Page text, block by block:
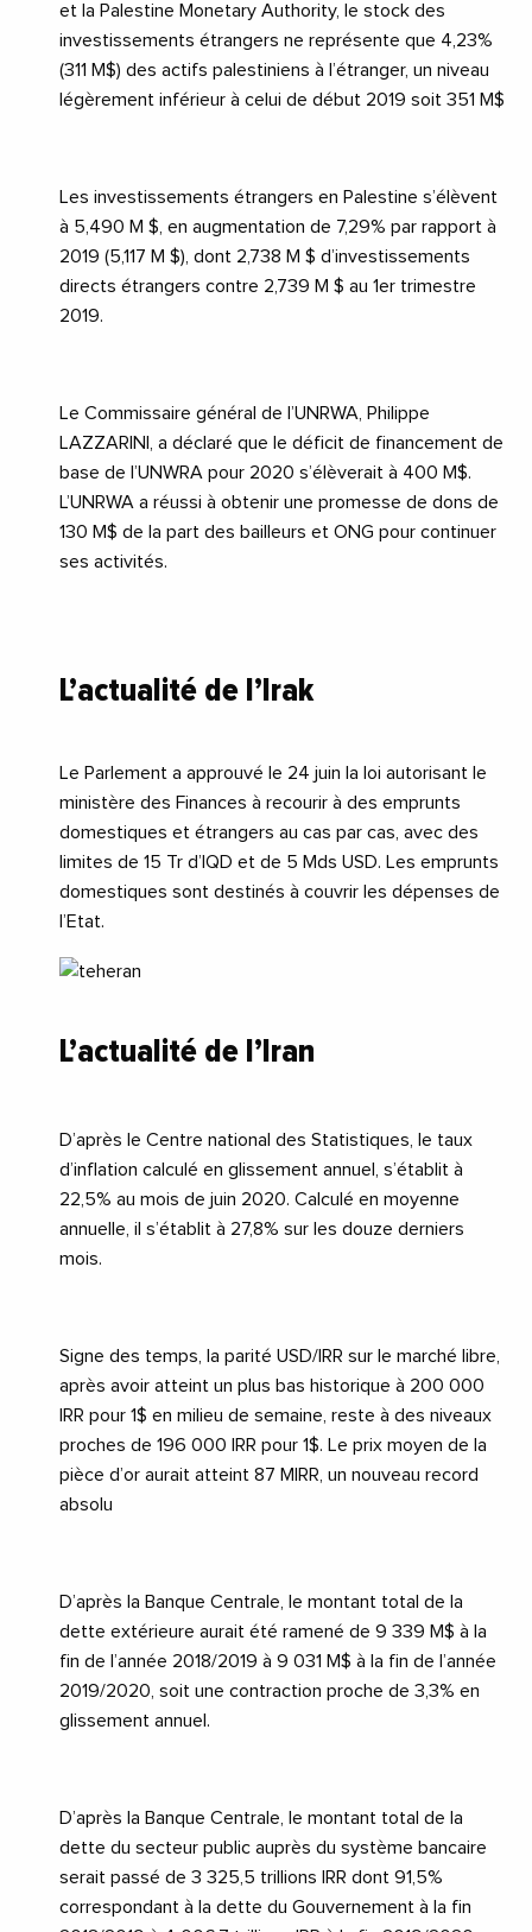
et la Palestine Monetary Authority, le stock des
investissements étrangers ne représente que 4,23%
(311 M$) des actifs palestiniens à l’étranger, un niveau
légèrement inférieur à celui de début 2019 soit 351 M$
Les investissements étrangers en Palestine s’élèvent
à 5,490 M $, en augmentation de 7,29% par rapport à
2019 (5,117 M $), dont 2,738 M $ d’investissements
directs étrangers contre 2,739 M $ au 1er trimestre
2019.
Le Commissaire général de l’UNRWA, Philippe
LAZZARINI, a déclaré que le déficit de financement de
base de l’UNWRA pour 2020 s’élèverait à 400 M$.
L’UNRWA a réussi à obtenir une promesse de dons de
130 M$ de la part des bailleurs et ONG pour continuer
ses activités.
L’actualité de l’Irak
Le Parlement a approuvé le 24 juin la loi autorisant le
ministère des Finances à recourir à des emprunts
domestiques et étrangers au cas par cas, avec des
limites de 15 Tr d’IQD et de 5 Mds USD. Les emprunts
domestiques sont destinés à couvrir les dépenses de
l’Etat.
L’actualité de l’Iran
D’après le Centre national des Statistiques, le taux
d’inflation calculé en glissement annuel, s’établit à
22,5% au mois de juin 2020. Calculé en moyenne
annuelle, il s’établit à 27,8% sur les douze derniers
mois.
Signe des temps, la parité USD/IRR sur le marché libre,
après avoir atteint un plus bas historique à 200 000
IRR pour 1$ en milieu de semaine, reste à des niveaux
proches de 196 000 IRR pour 1$. Le prix moyen de la
pièce d’or aurait atteint 87 MIRR, un nouveau record
absolu
D’après la Banque Centrale, le montant total de la
dette extérieure aurait été ramené de 9 339 M$ à la
fin de l’année 2018/2019 à 9 031 M$ à la fin de l’année
2019/2020, soit une contraction proche de 3,3% en
glissement annuel.
D’après la Banque Centrale, le montant total de la
dette du secteur public auprès du système bancaire
serait passé de 3 325,5 trillions IRR dont 91,5%
correspondant à la dette du Gouvernement à la fin